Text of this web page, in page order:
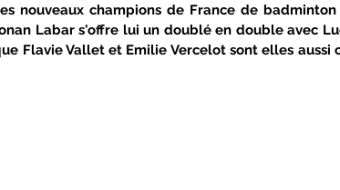
nouveaux champions de France de
Labar s'offre lui un doublé en double avec
Flavie Vallet et Emilie Vercelot sont elles aussi